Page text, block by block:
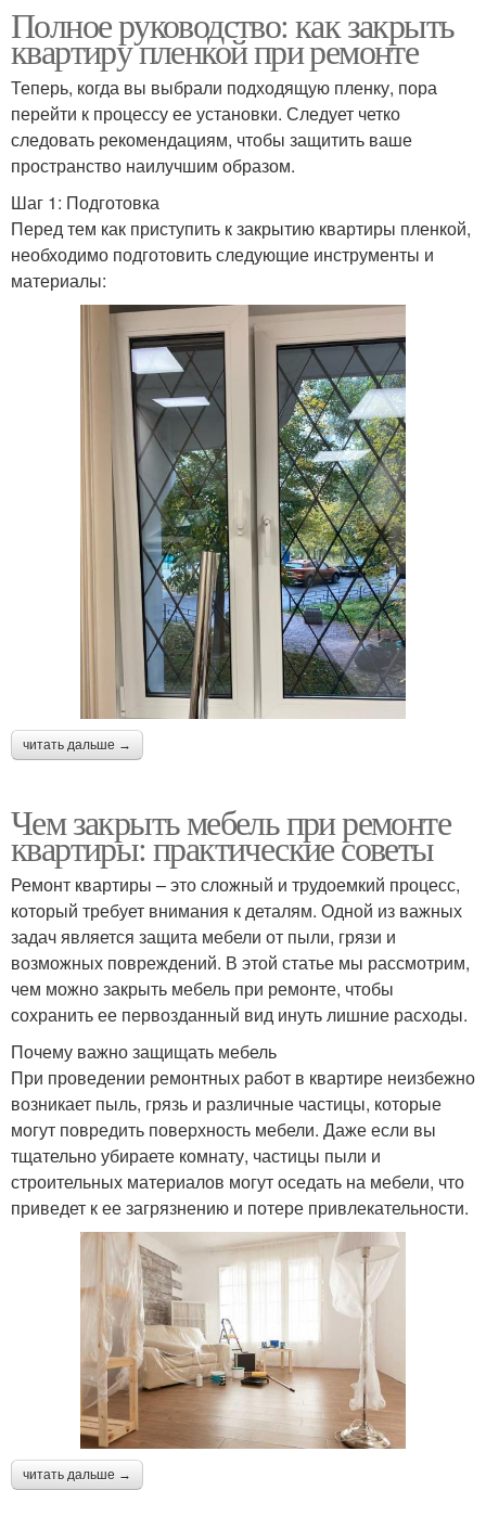
Полное руководство: как закрыть
квартиру пленкой при ремонте
Теперь, когда вы выбрали подходящую пленку, пора
перейти к процессу ее установки. Следует четко
следовать рекомендациям, чтобы защитить ваше
пространство наилучшим образом.
Шаг 1: Подготовка
Перед тем как приступить к закрытию квартиры пленкой,
необходимо подготовить следующие инструменты и
материалы:
читать дальше →
Чем закрыть мебель при ремонте
квартиры: практические советы
Ремонт квартиры – это сложный и трудоемкий процесс,
который требует внимания к деталям. Одной из важных
задач является защита мебели от пыли, грязи и
возможных повреждений. В этой статье мы рассмотрим,
чем можно закрыть мебель при ремонте, чтобы
сохранить ее первозданный вид инуть лишние расходы.
Почему важно защищать мебель
При проведении ремонтных работ в квартире неизбежно
возникает пыль, грязь и различные частицы, которые
могут повредить поверхность мебели. Даже если вы
тщательно убираете комнату, частицы пыли и
строительных материалов могут оседать на мебели, что
приведет к ее загрязнению и потере привлекательности.
читать дальше →